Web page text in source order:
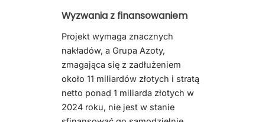
Wyzwania z finansowaniem
Projekt wymaga znacznych
nakładów, a Grupa Azoty,
zmagająca się z zadłużeniem
około 11 miliardów złotych i stratą
netto ponad 1 miliarda złotych w
2024 roku, nie jest w stanie